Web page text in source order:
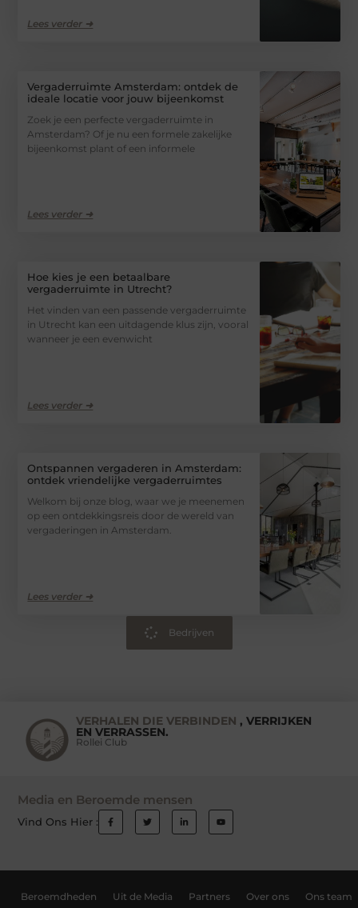
Lees verder ➜
Vergaderruimte Amsterdam: ontdek de
ideale locatie voor jouw bijeenkomst
Zoek je een perfecte vergaderruimte in
Amsterdam? Of je nu een formele zakelijke
bijeenkomst plant of een informele
Lees verder ➜
Hoe kies je een betaalbare
vergaderruimte in Utrecht?
Het vinden van een passende vergaderruimte
in Utrecht kan een uitdagende klus zijn, vooral
wanneer je een evenwicht
Lees verder ➜
Ontspannen vergaderen in Amsterdam:
ontdek vriendelijke vergaderruimtes
Welkom bij onze blog, waar we je meenemen
op een ontdekkingsreis door de wereld van
vergaderingen in Amsterdam.
Lees verder ➜
Bedrijven
VERHALEN DIE VERBINDEN , VERRIJKEN
EN VERRASSEN.
Rollei Club
Media en Beroemde mensen
Vind Ons Hier :
Beroemdheden Uit de Media Partners Over ons Ons team